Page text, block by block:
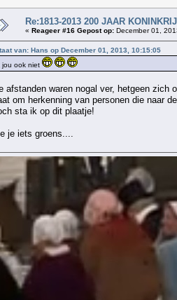
Re:1813-2013 200 JAAR
« Reageer #16 Gepost op: December 01,
van: Hans op December 01, 2013, 10:15:05
jou ook niet
afstanden waren nogal ver, hetgeen
om herkenning van personen die naar
sta ik op dit plaatje!
je iets groens....